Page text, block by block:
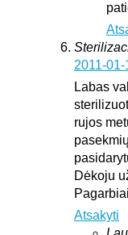
2011-
Labas
rujos
Dėkoju
Atsakyti